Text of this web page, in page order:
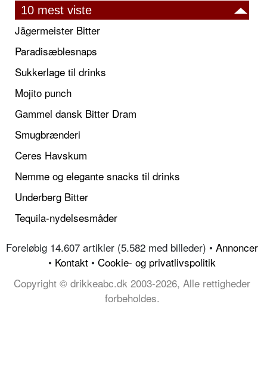
10 mest viste
Jägermeister Bitter
Paradisæblesnaps
Sukkerlage til drinks
Mojito punch
Gammel dansk Bitter Dram
Smugbrænderi
Ceres Havskum
Nemme og elegante snacks til drinks
Underberg Bitter
Tequila-nydelsesmåder
Foreløbig 14.607 artikler (5.582 med billeder) • Annoncer
• Kontakt • Cookie- og privatlivspolitik
Copyright © drikkeabc.dk 2003-2026, Alle rettigheder
forbeholdes.